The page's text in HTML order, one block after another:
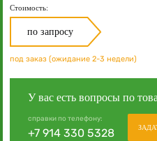
Стоимость:
по запросу
под заказ (ожидание 2-3 недели)
У вас есть вопросы по
справки по телефону:
+7 914 330 5328